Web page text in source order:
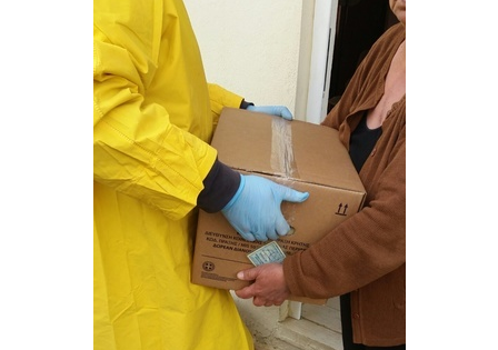
ΠΟΛΙΤΙΣΜΟΣ